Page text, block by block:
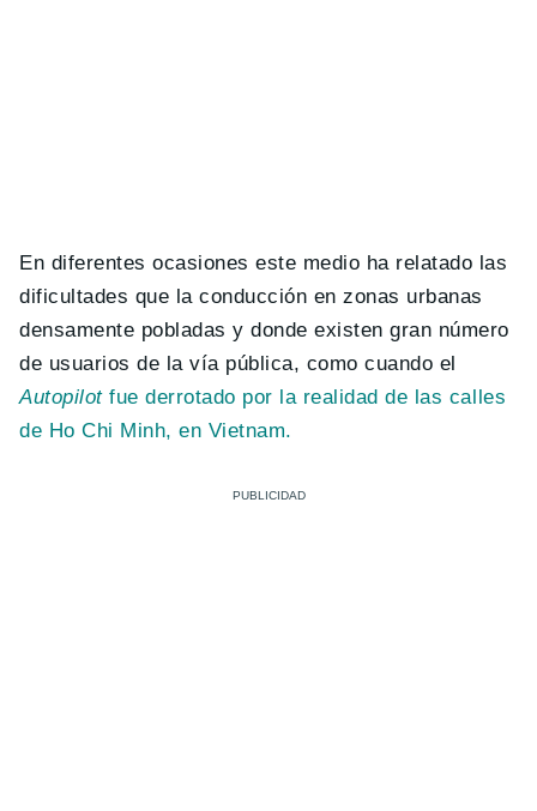
En diferentes ocasiones este medio ha relatado las
dificultades que la conducción en zonas urbanas
densamente pobladas y donde existen gran número
de usuarios de la vía pública, como cuando el
Autopilotfue derrotado por la realidad de las calles
de Ho Chi Minh, en Vietnam.